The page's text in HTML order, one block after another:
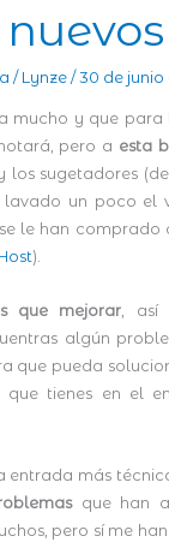
/ Lynze / 30 de junio
mucho y que
pero a esta
los sugetadores (de
lavado un poco el
se le han comprado
).
que mejorar, así
algún
que pueda
que tienes en el
entrada más
que han
pero sí me